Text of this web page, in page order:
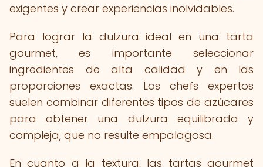
exigentes y crear experiencias inolvidables.
Para lograr la dulzura ideal en una tarta
gourmet, es importante seleccionar
ingredientes de alta calidad y en las
proporciones exactas. Los chefs expertos
suelen combinar diferentes tipos de azúcares
para obtener una dulzura equilibrada y
compleja, que no resulte empalagosa.
En cuanto a la textura, las tartas gourmet